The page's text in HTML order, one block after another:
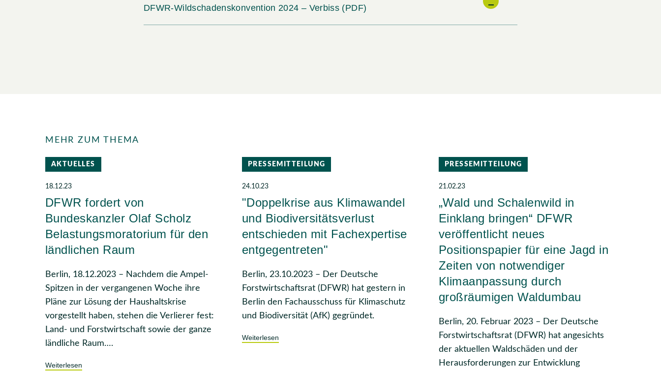
DFWR-Wildschadenskonvention 2024 – Verbiss (PDF)
MEHR ZUM THEMA
AKTUELLES
18.12.23
DFWR fordert von
Bundeskanzler Olaf Scholz
Belastungsmoratorium für den
ländlichen Raum
Berlin, 18.12.2023 – Nachdem die Ampel-
Spitzen in der vergangenen Woche ihre
Pläne zur Lösung der Haushaltskrise
vorgestellt haben, stehen die Verlierer fest:
Land- und Forstwirtschaft sowie der ganze
ländliche Raum….
Weiterlesen
PRESSEMITTEILUNG
24.10.23
"Doppelkrise aus Klimawandel
und Biodiversitätsverlust
entschieden mit Fachexpertise
entgegentreten"
Berlin, 23.10.2023 – Der Deutsche
Forstwirtschaftsrat (DFWR) hat gestern in
Berlin den Fachausschuss für Klimaschutz
und Biodiversität (AfK) gegründet.
Weiterlesen
PRESSEMITTEILUNG
21.02.23
„Wald und Schalenwild in
Einklang bringen“ DFWR
veröffentlicht neues
Positionspapier für eine Jagd in
Zeiten von notwendiger
Klimaanpassung durch
großräumigen Waldumbau
Berlin, 20. Februar 2023 – Der Deutsche
Forstwirtschaftsrat (DFWR) hat angesichts
der aktuellen Waldschäden und der
Herausforderungen zur Entwicklung